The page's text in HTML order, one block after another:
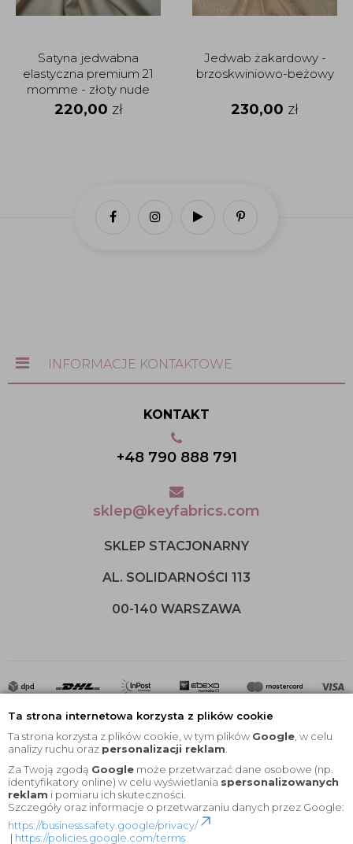
Ta strona internetowa korzysta z plików cookie
Ta strona korzysta z plików cookie, w tym plików Google , w celu
analizy ruchu oraz personalizacji reklam
Za Twoją zgodą Google może przetwarzać dane osobowe (np.
identyfikatory online) w celu wyświetlania spersonalizowanych
reklam i pomiaru ich skuteczności.
Szczegóły oraz informacje o przetwarzaniu danych przez Google:
https://business.safety.google/privacy/
| https://policies.google.com/terms
Satyna jedwabna
elastyczna premium 21
momme - złoty nude
220,00 zł
Jedwab żakardowy -
brzoskwiniowo-beżowy
230,00 zł
INFORMACJE KONTAKTOWE
KONTAKT
+48 790 888 791
sklep@keyfabrics.com
SKLEP STACJONARNY
AL. SOLIDARNOŚCI 113
00-140 WARSZAWA
2020 © Wszelkie Prawa Zastrzeżone |KEYfabrics
Projekt i oprogramowanie sklepu: